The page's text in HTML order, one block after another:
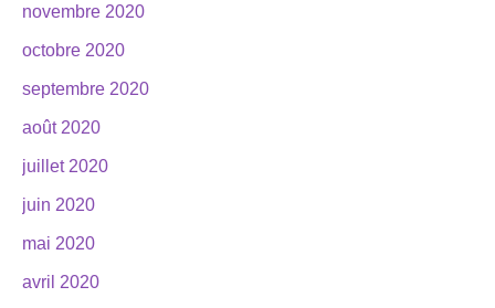
novembre 2020
octobre 2020
septembre 2020
août 2020
juillet 2020
juin 2020
mai 2020
avril 2020